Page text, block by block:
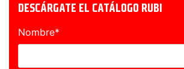
DESCÁRGATE EL CATÁLOGO RUBI
Nombre*